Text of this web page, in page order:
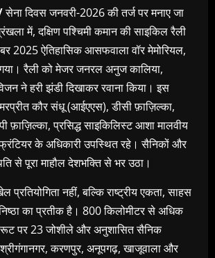
सेना दिवस जनवरी-2026 की तर्ज पर मनाए जा
में, दक्षिण पश्चिमी कमान की साइकिल रैली
2025 ऐतिहासिक आसफवाला वॉर मेमोरियल,
रैली को मेजर जनरल अनुज कालिया,
ने हरी झंडी दिखाकर रवाना किया। इस
कौर संधू (आईएएस), डीसी फ़ाज़िल्का,
फ़ाज़िल्का, प्रसिद्ध साइकिलिस्ट आशा मालवीय
के अधिकारी उपस्थित रहे। सैनिकों और
से पूरा माहौल देशभक्ति से भर उठा।
प्रतियोगिता नहीं, बल्कि राष्ट्रीय एकता, साहस
का प्रतीक है। 800 किलोमीटर से अधिक
रूट पर 23 जोशीले और अनुशासित सैनिक
करणपुर, अनूपगढ़, खाजूवाला और